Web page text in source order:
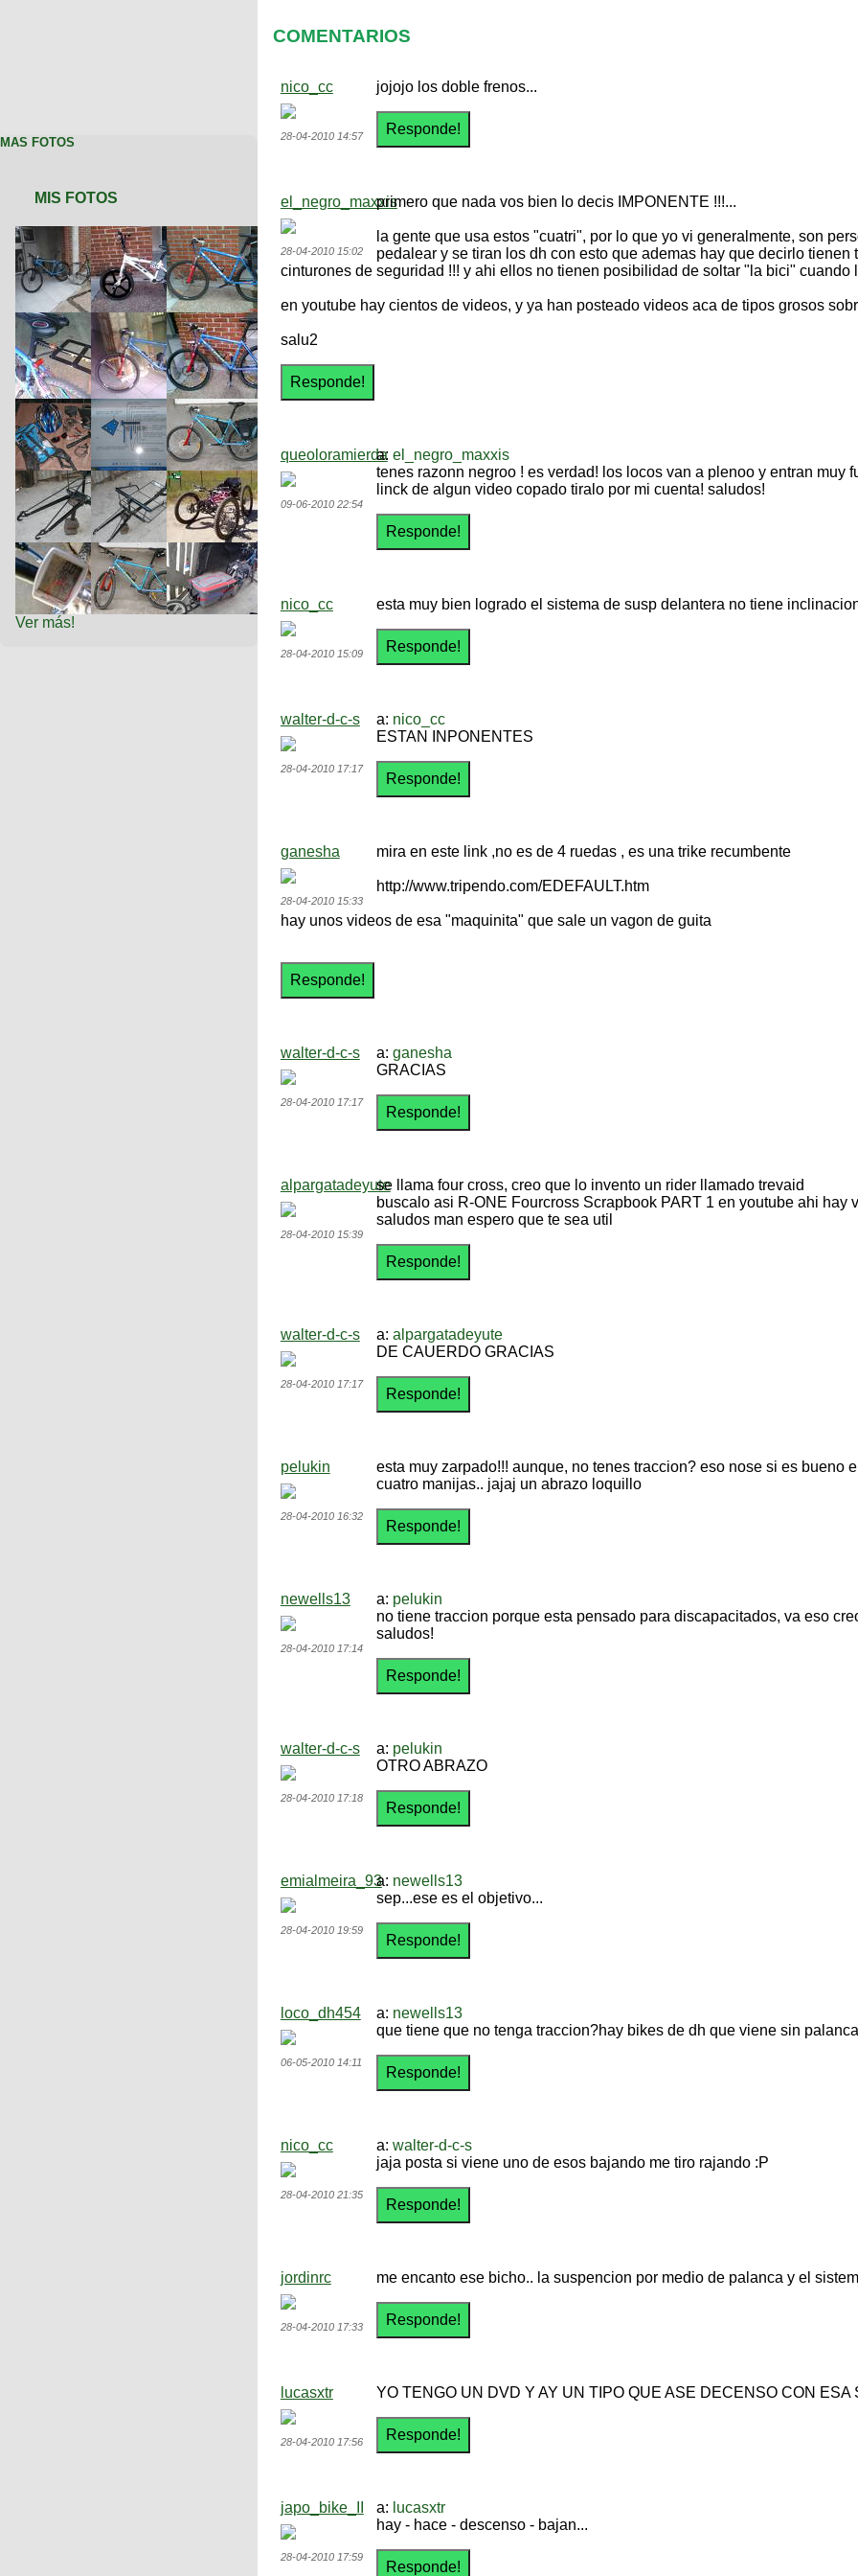
MAS FOTOS
MIS FOTOS
Ver más!
COMENTARIOS
nico_cc
28-04-2010 14:57
jojojo los doble frenos...
el_negro_maxxis
28-04-2010 15:02
primero que nada vos bien lo decis IMPONENTE !!!...
la gente que usa estos "cuatri", por lo que yo vi generalmente, son
pedalear y se tiran los dh con esto que ademas hay que decirlo
cinturones de seguridad !!! y ahi ellos no tienen posibilidad de soltar "la bici" cuando
en youtube hay cientos de videos, y ya han posteado videos aca de tipos grosos
salu2
queoloramierda
09-06-2010 22:54
a: el_negro_maxxis
tenes razonn negroo ! es verdad! los locos van a plenoo y entran muy
linck de algun video copado tiralo por mi cuenta! saludos!
nico_cc
28-04-2010 15:09
esta muy bien logrado el sistema de susp delantera no tiene
walter-d-c-s
28-04-2010 17:17
a: nico_cc
ESTAN INPONENTES
ganesha
28-04-2010 15:33
mira en este link ,no es de 4 ruedas , es una trike recumbente
http://www.tripendo.com/EDEFAULT.htm
hay unos videos de esa "maquinita" que sale un vagon de guita
walter-d-c-s
28-04-2010 17:17
a: ganesha
GRACIAS
alpargatadeyute
28-04-2010 15:39
se llama four cross, creo que lo invento un rider llamado trevaid
buscalo asi R-ONE Fourcross Scrapbook PART 1 en youtube ahi hay
saludos man espero que te sea util
walter-d-c-s
28-04-2010 17:17
a: alpargatadeyute
DE CAUERDO GRACIAS
pelukin
28-04-2010 16:32
esta muy zarpado!!! aunque, no tenes traccion? eso nose si es bueno
cuatro manijas.. jajaj un abrazo loquillo
newells13
28-04-2010 17:14
a: pelukin
no tiene traccion porque esta pensado para discapacitados, va eso
saludos!
walter-d-c-s
28-04-2010 17:18
a: pelukin
OTRO ABRAZO
emialmeira_93
28-04-2010 19:59
a: newells13
sep...ese es el objetivo...
loco_dh454
06-05-2010 14:11
a: newells13
que tiene que no tenga traccion?hay bikes de dh que viene sin
nico_cc
28-04-2010 21:35
a: walter-d-c-s
jaja posta si viene uno de esos bajando me tiro rajando :P
jordinrc
28-04-2010 17:33
me encanto ese bicho.. la suspencion por medio de palanca y el
lucasxtr
28-04-2010 17:56
YO TENGO UN DVD Y AY UN TIPO QUE ASE DECENSO CON
japo_bike_II
28-04-2010 17:59
a: lucasxtr
hay - hace - descenso - bajan...